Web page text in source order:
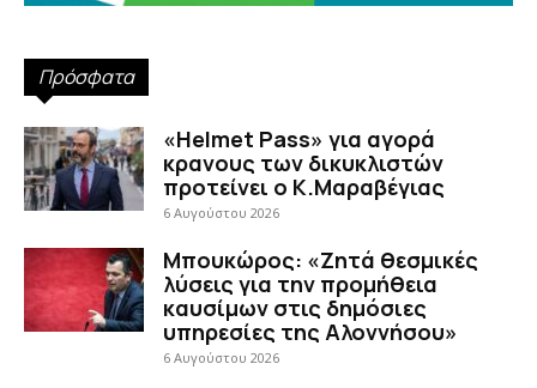
Πρόσφατα
«Helmet Pass» για αγορά
κρανους των δικυκλιστών
προτείνει ο Κ.Μαραβέγιας
6 Αυγούστου 2026
Μπουκώρος: «Ζητά θεσμικές
λύσεις για την προμήθεια
καυσίμων στις δημόσιες
υπηρεσίες της Αλοννήσου»
6 Αυγούστου 2026